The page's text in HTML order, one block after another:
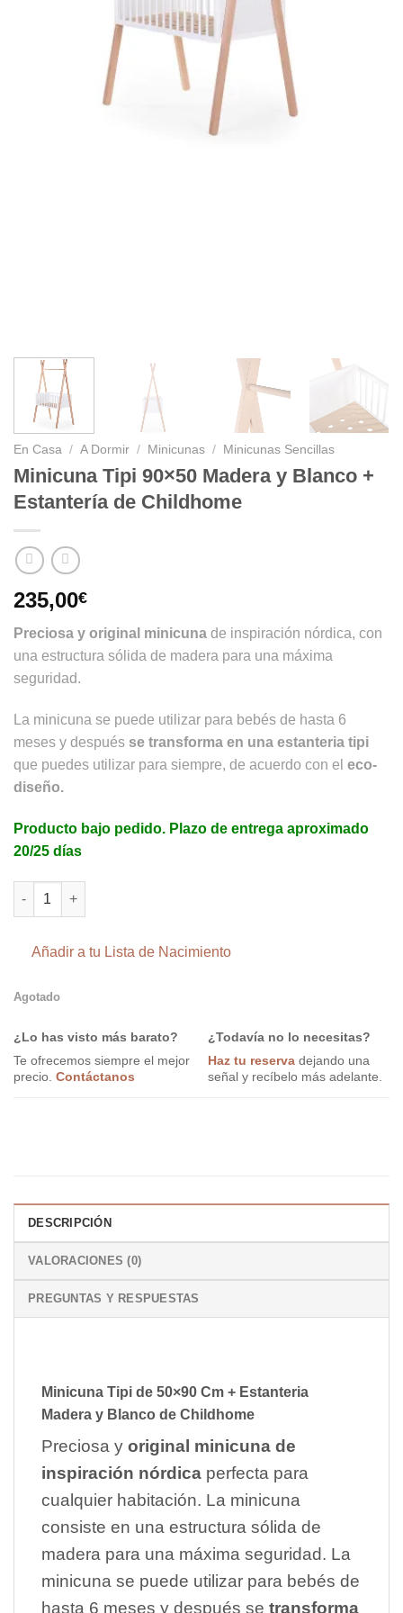
En Casa / A Dormir / Minicunas / Minicunas Sencillas
Minicuna Tipi 90×50 Madera y Blanco +
Estantería de Childhome
235,00€
Preciosa y original minicuna de inspiración nórdica, con
una estructura sólida de madera para una máxima
seguridad.
La minicuna se puede utilizar para bebés de hasta 6
meses y después se transforma en una estanteria tipi
que puedes utilizar para siempre, de acuerdo con el eco-
diseño.
Producto bajo pedido. Plazo de entrega aproximado
20/25 días
Minicuna Tipi 90x50 Madera y Blanco + Estantería de
Añadir a tu Lista de Nacimiento
Agotado
¿Lo has visto más barato?
Te ofrecemos siempre el mejor
precio. Contáctanos
¿Todavía no lo necesitas?
Haz tu reserva dejando una
señal y recíbelo más adelante.
DESCRIPCIÓN
VALORACIONES (0)
PREGUNTAS Y RESPUESTAS
Minicuna Tipi de 50×90 Cm + Estanteria
Madera y Blanco de Childhome
Preciosa y original minicuna de
inspiración nórdica perfecta para
cualquier habitación. La minicuna
consiste en una estructura sólida de
madera para una máxima seguridad. La
minicuna se puede utilizar para bebés de
hasta 6 meses y después se transforma